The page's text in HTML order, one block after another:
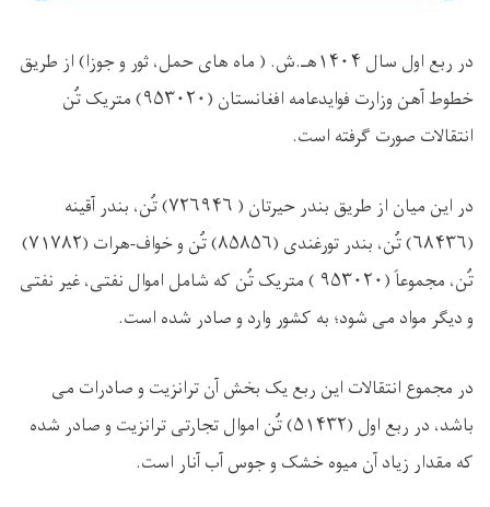
در ربع اول سال ۱۴۰۴هـ.ش. ( ماه های حمل، ثور و جوزا) از طریق
خطوط آهن وزارت فوایدعامه افغانستان (۹۵۳۰۲۰) متریک تُن
انتقالات صورت گرفته است.
در این میان از طریق بندر حیرتان ( ۷۲۶۹۴۶) تُن، بندر آقینه
(۶۸۴۳۶) تُن، بندر تورغندی (۸۵۸۵۶) تُن و خواف-هرات (۷۱۷۸۲)
تُن، مجموعاً (۹۵۳۰۲۰ ) متریک تُن که شامل اموال نفتی، غیر نفتی
و دیگر مواد می شود؛ به کشور وارد و صادر شده است.
در مجموع انتقالات این ربع یک بخش آن ترانزیت و صادرات می
باشد، در ربع اول (۵۱۴۳۲) تُن اموال تجارتی ترانزیت و صادر شده
که مقدار زیاد آن میوه خشک و جوس آب آنار است.